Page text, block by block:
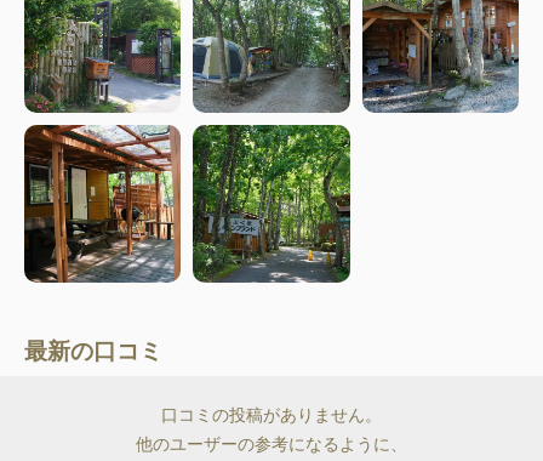
最新の口コミ
口コミの投稿がありません。
他のユーザーの参考になるように、